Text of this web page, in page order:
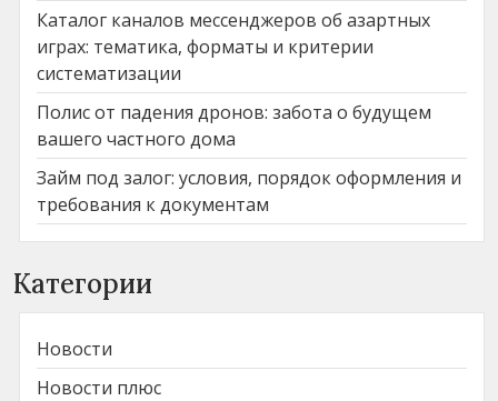
Каталог каналов мессенджеров об азартных
играх: тематика, форматы и критерии
систематизации
Полис от падения дронов: забота о будущем
вашего частного дома
Займ под залог: условия, порядок оформления и
требования к документам
Категории
Новости
Новости плюс